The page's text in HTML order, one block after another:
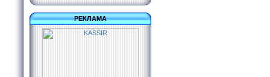
РЕКЛАМА